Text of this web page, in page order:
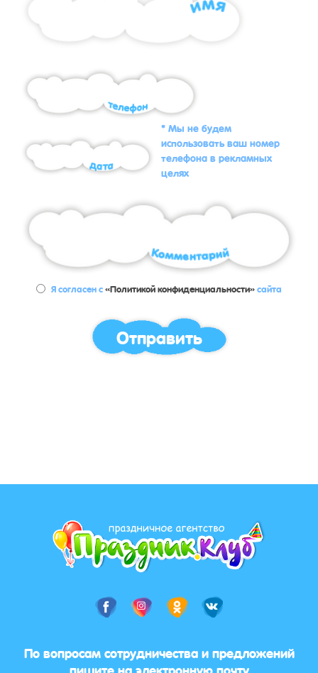
* Мы не будем
использовать ваш номер
телефона в рекламных
целях
Я согласен с«Политикой конфиденциальности»сайта
Отправить
По вопросам сотрудничества и предложений